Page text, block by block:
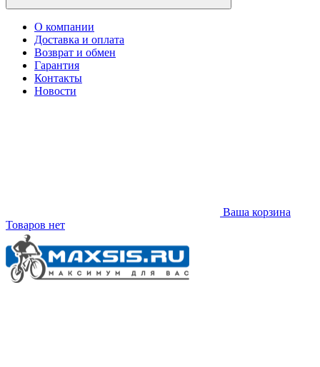
О компании
Доставка и оплата
Возврат и обмен
Гарантия
Контакты
Новости
Ваша корзина
Товаров нет